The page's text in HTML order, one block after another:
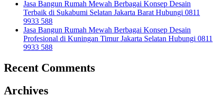
Jasa Bangun Rumah Mewah Berbagai Konsep Desain
Terbaik di Sukabumi Selatan Jakarta Barat Hubungi 0811
9933 588
Jasa Bangun Rumah Mewah Berbagai Konsep Desain
Profesional di Kuningan Timur Jakarta Selatan Hubungi 0811
9933 588
Recent Comments
Archives